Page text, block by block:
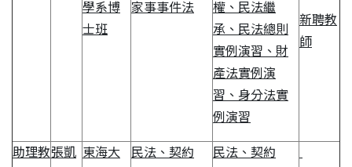
學系博
士班
家事事件法
權、民法繼
承、民法總則
實例演習、財
產法實例演
習、身分法實
例演習
新聘教
師
助理教張凱 東海大
民法、契約
民法、契約